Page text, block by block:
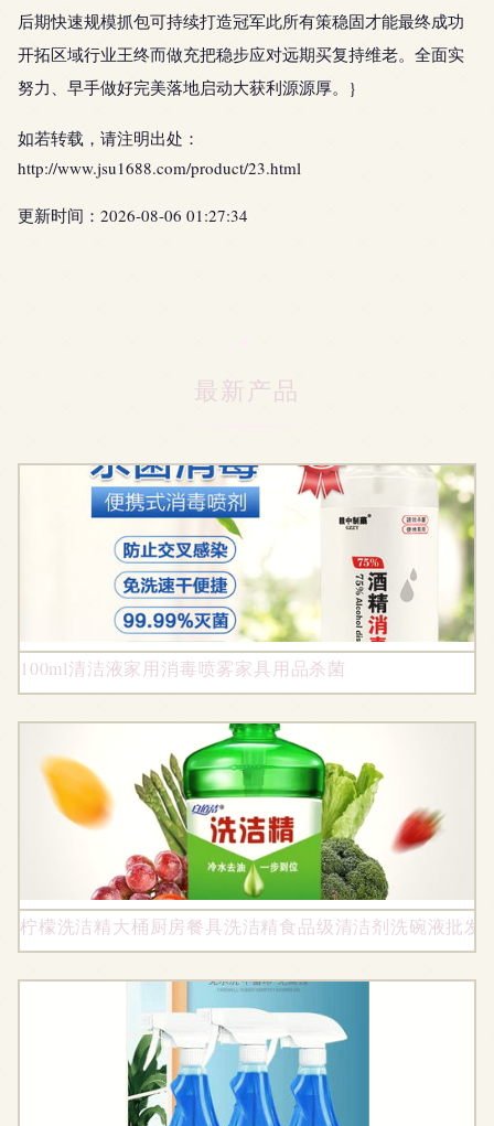
后期快速规模抓包可持续打造冠军此所有策稳固才能最终成功
开拓区域行业王终而做充把稳步应对远期买复持维老。全面实
努力、早手做好完美落地启动大获利源源厚。}
如若转载，请注明出处：
http://www.jsu1688.com/product/23.html
更新时间：2026-08-06 01:27:34
最新产品
100ml清洁液家用消毒喷雾家具用品杀菌
柠檬洗洁精大桶厨房餐具洗洁精食品级清洁剂洗碗液批发